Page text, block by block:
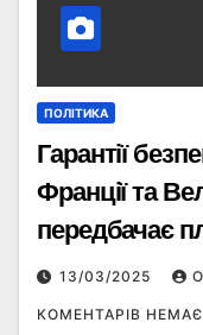
ПОЛІТИКА
Гарантії
Франції та
передбачає
13/03/2025
КОМЕНТАРІВ НЕМАЄ